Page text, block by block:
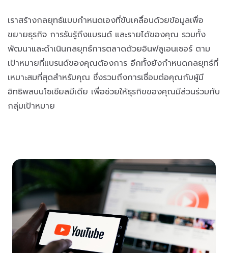
เราสร้างกลยุทธ์แบบกำหนดเองที่ขับเคลื่อนด้วยข้อมูลเพื่อ
ขยายธุรกิจ การรับรู้ถึงแบรนด์ และรายได้ของคุณ รวมทั้ง
พัฒนาและดำเนินกลยุทธ์การตลาดด้วยอินฟลูเอนเซอร์ ตาม
เป้าหมายที่แบรนด์ของคุณต้องการ อีกทั้งยังกำหนดกลยุทธ์ที่
เหมาะสมที่สุดสำหรับคุณ ซึ่งรวมถึงการเชื่อมต่อคุณกับผู้มี
อิทธิพลบนโซเชียลมีเดีย เพื่อช่วยให้ธุรกิขของคุณมีส่วนร่วมกับ
กลุ่มเป้าหมาย